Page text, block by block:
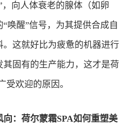
向人体衰老的腺体（如卵
唤醒”信号，为其提供合成自
这就好比为疲惫的机器进行
固有的生产能力，这才是荷
受欢迎的原因。
：荷尔蒙霜SPA如何重塑美